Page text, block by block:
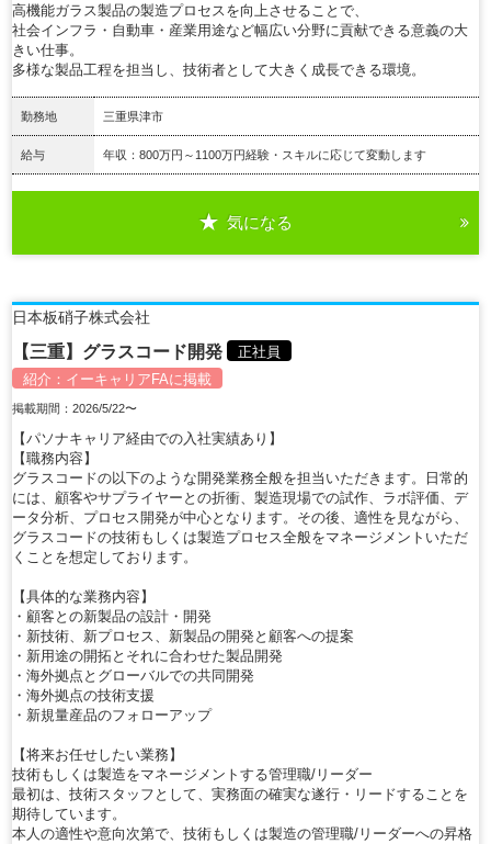
高機能ガラス製品の製造プロセスを向上させることで、
社会インフラ・自動車・産業用途など幅広い分野に貢献できる意義の大
きい仕事。
多様な製品工程を担当し、技術者として大きく成長できる環境。
勤務地 三重県津市
給与 年収：800万円～1100万円経験・スキルに応じて変動します
気になる
日本板硝子株式会社
【三重】グラスコード開発
正社員
紹介： イーキャリアFAに掲載
掲載期間：2026/5/22〜
【パソナキャリア経由での入社実績あり】
【職務内容】
グラスコードの以下のような開発業務全般を担当いただきます。日常的
には、顧客やサプライヤーとの折衝、製造現場での試作、ラボ評価、デ
ータ分析、プロセス開発が中心となります。その後、適性を見ながら、
グラスコードの技術もしくは製造プロセス全般をマネージメントいただ
くことを想定しております。
【具体的な業務内容】
・顧客との新製品の設計・開発
・新技術、新プロセス、新製品の開発と顧客への提案
・新用途の開拓とそれに合わせた製品開発
・海外拠点とグローバルでの共同開発
・海外拠点の技術支援
・新規量産品のフォローアップ
【将来お任せしたい業務】
技術もしくは製造をマネージメントする管理職/リーダー
最初は、技術スタッフとして、実務面の確実な遂行・リードすることを
期待しています。
本人の適性や意向次第で、技術もしくは製造の管理職/リーダーへの昇格